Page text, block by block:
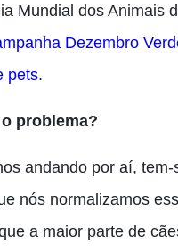
Mundial dos Animais
Dezembro
pets.
problema?
andando por aí, tem-
nós normalizamos
a maior parte de